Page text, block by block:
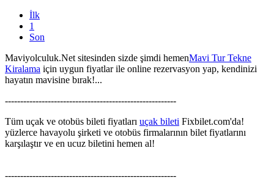
İlk
1
Son
Maviyolculuk.Net sitesinden sizde şimdi hemenMavi Tur Tekne
Kiralama için uygun fiyatlar ile online rezervasyon yap, kendinizi
hayatın mavisine bırak!...
--------------------------------------------------------
Tüm uçak ve otobüs bileti fiyatları uçak bileti Fixbilet.com'da!
yüzlerce havayolu şirketi ve otobüs firmalarının bilet fiyatlarını
karşılaştır ve en ucuz biletini hemen al!
--------------------------------------------------------